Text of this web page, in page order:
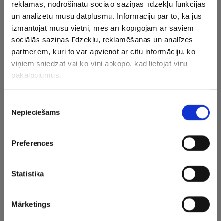
reklāmas, nodrošinātu sociālo saziņas līdzekļu funkcijas
un analizētu mūsu datplūsmu. Informāciju par to, kā jūs
izmantojat mūsu vietni, mēs arī kopīgojam ar saviem
sociālās saziņas līdzekļu, reklamēšanas un analīzes
partneriem, kuri to var apvienot ar citu informāciju, ko
viņiem sniedzat vai ko viņi apkopo, kad lietojat viņu
pakalpojumus.
izvēle
Nepieciešams
Preferences
Statistika
Mārketings
uzbrucējas – Agnese Apsīte (Zalcburgas “Eagles”,
Austrija), Beāte Žagare (Karintijas “Lakers”, Austrija),
Evelīna Kolīte, Karīna Šilajāne, Kjāra Paula Želubovska,
Sarma Gausare, Šarlote Štāle (visas – Hokeja skola
“Rīga”), Hanna Štrause (“Kurbads”/”Lauvas”), Laima
Elizabete Lukašēviča (Elektrēnu “Amber”, Lietuva), Līga
Miljone (Fillahas “Lady Hawks”, Austrija), Samanta Pudule
×